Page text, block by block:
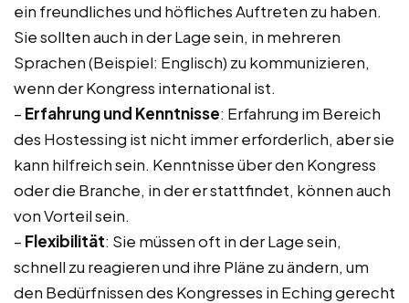
ein freundliches und höfliches Auftreten zu haben.
Sie sollten auch in der Lage sein, in mehreren
Sprachen (Beispiel: Englisch) zu kommunizieren,
wenn der Kongress international ist.
– Erfahrung und Kenntnisse: Erfahrung im Bereich
des Hostessing ist nicht immer erforderlich, aber sie
kann hilfreich sein. Kenntnisse über den Kongress
oder die Branche, in der er stattfindet, können auch
von Vorteil sein.
– Flexibilität: Sie müssen oft in der Lage sein,
schnell zu reagieren und ihre Pläne zu ändern, um
den Bedürfnissen des Kongresses in Eching gerecht